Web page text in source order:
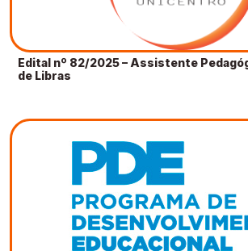
Edital nº 82/2025 – Assistente
de Libras